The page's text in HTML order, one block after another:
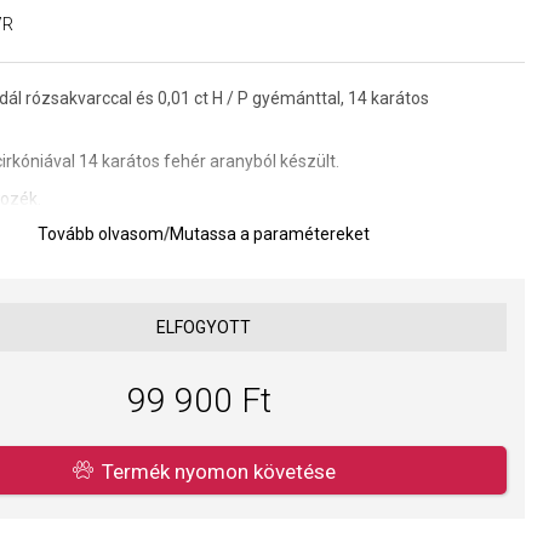
rózsakvarccal és 0,01 ct H / P gyémánttal, 14 karátos
14 karátos fehér aranyból készült.
mm fogantyúval.
a kivitelezés minősége elsőrendű számunkra. Felületkezelésünk,
Tovább olvasom/Mutassa a paramétereket
ELFOGYOTT
99 900 Ft
Termék nyomon követése